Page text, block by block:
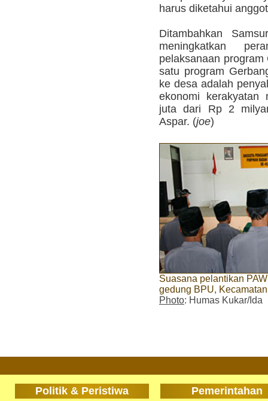
harus diketahui
Ditambahkan
meningkatkan
pelaksanaan
satu program
ke desa adalah
ekonomi kerakyatan
juta dari Rp 2
Aspar. (joe)
Suasana pelantikan
gedung BPU,
Photo: Humas Kukar/Ida
Politik & Peristiwa Pemerintahan